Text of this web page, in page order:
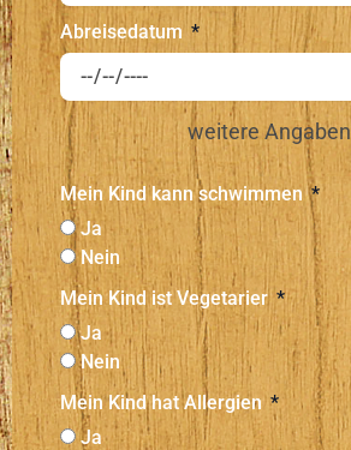
Abreisedatum
weitere Angaben
Mein Kind kann schwimmen
Ja
Nein
Mein Kind ist Vegetarier
Ja
Nein
Mein Kind hat Allergien
Ja